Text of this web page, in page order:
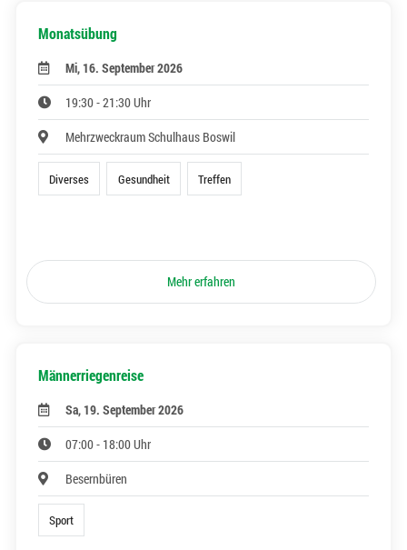
Monatsübung
Mi, 16. September 2026
19:30 - 21:30 Uhr
Mehrzweckraum Schulhaus Boswil
Diverses Gesundheit Treffen
Mehr erfahren
Männerriegenreise
Sa, 19. September 2026
07:00 - 18:00 Uhr
Besernbüren
Sport